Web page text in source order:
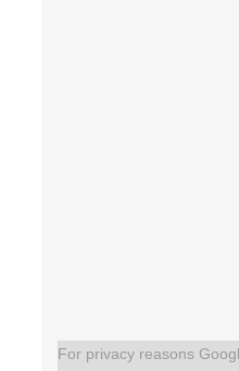
For privacy reasons